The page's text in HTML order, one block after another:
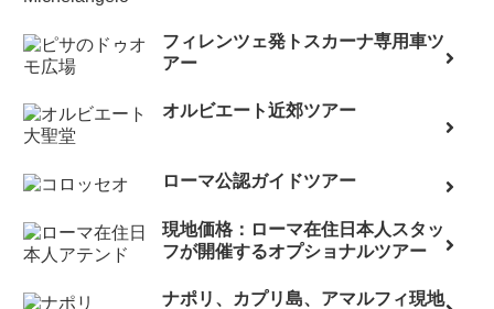
フィレンツェ発トスカーナ専用車ツ
アー
オルビエート近郊ツアー
ローマ公認ガイドツアー
現地価格：ローマ在住日本人スタッ
フが開催するオプショナルツアー
ナポリ、カプリ島、アマルフィ現地